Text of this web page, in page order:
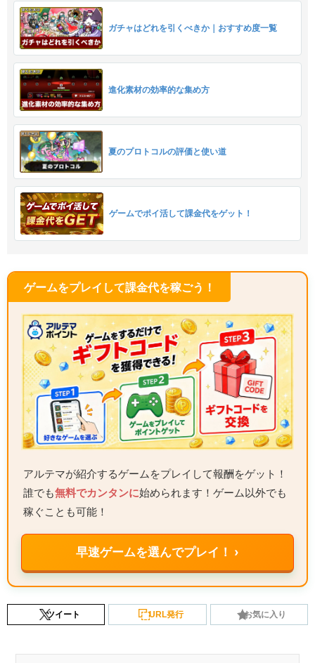
ガチャはどれを引くべきか｜おすすめ度一覧
進化素材の効率的な集め方
夏のプロトコルの評価と使い道
ゲームでポイ活して課金代をゲット！
ゲームをプレイして課金代を稼ごう！
アルテマが紹介するゲームをプレイして報酬をゲット！
誰でも無料でカンタンに始められます！ゲーム以外でも
稼ぐことも可能！
早速ゲームを選んでプレイ！ ›
ツイート URL発行 お気に入り